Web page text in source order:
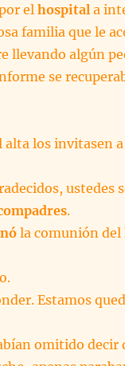
el hospital a
familia que le
llevando algún
se
los invitasen
ustedes
.
la comunión del
Estamos
omitido decir